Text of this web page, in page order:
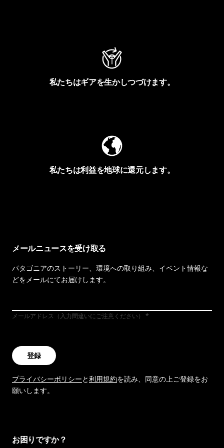
私たちはギアを生かしつづけます。
私たちは利益を地球に還元します。
メールニュースを受け取る
パタゴニアのストーリー、環境への取り組み、イベント情報な
どをメールにてお届けします。
メールアドレス（入力間違いにご注意ください）
登録
プライバシーポリシーと利用規約を読み、同意の上ご登録をお
願いします。
お困りですか？